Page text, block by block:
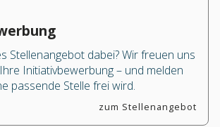
Stellenangebot dabei? Wir freuen uns
Initiativbewerbung – und melden
passende Stelle frei wird.
zum Stellenangebot